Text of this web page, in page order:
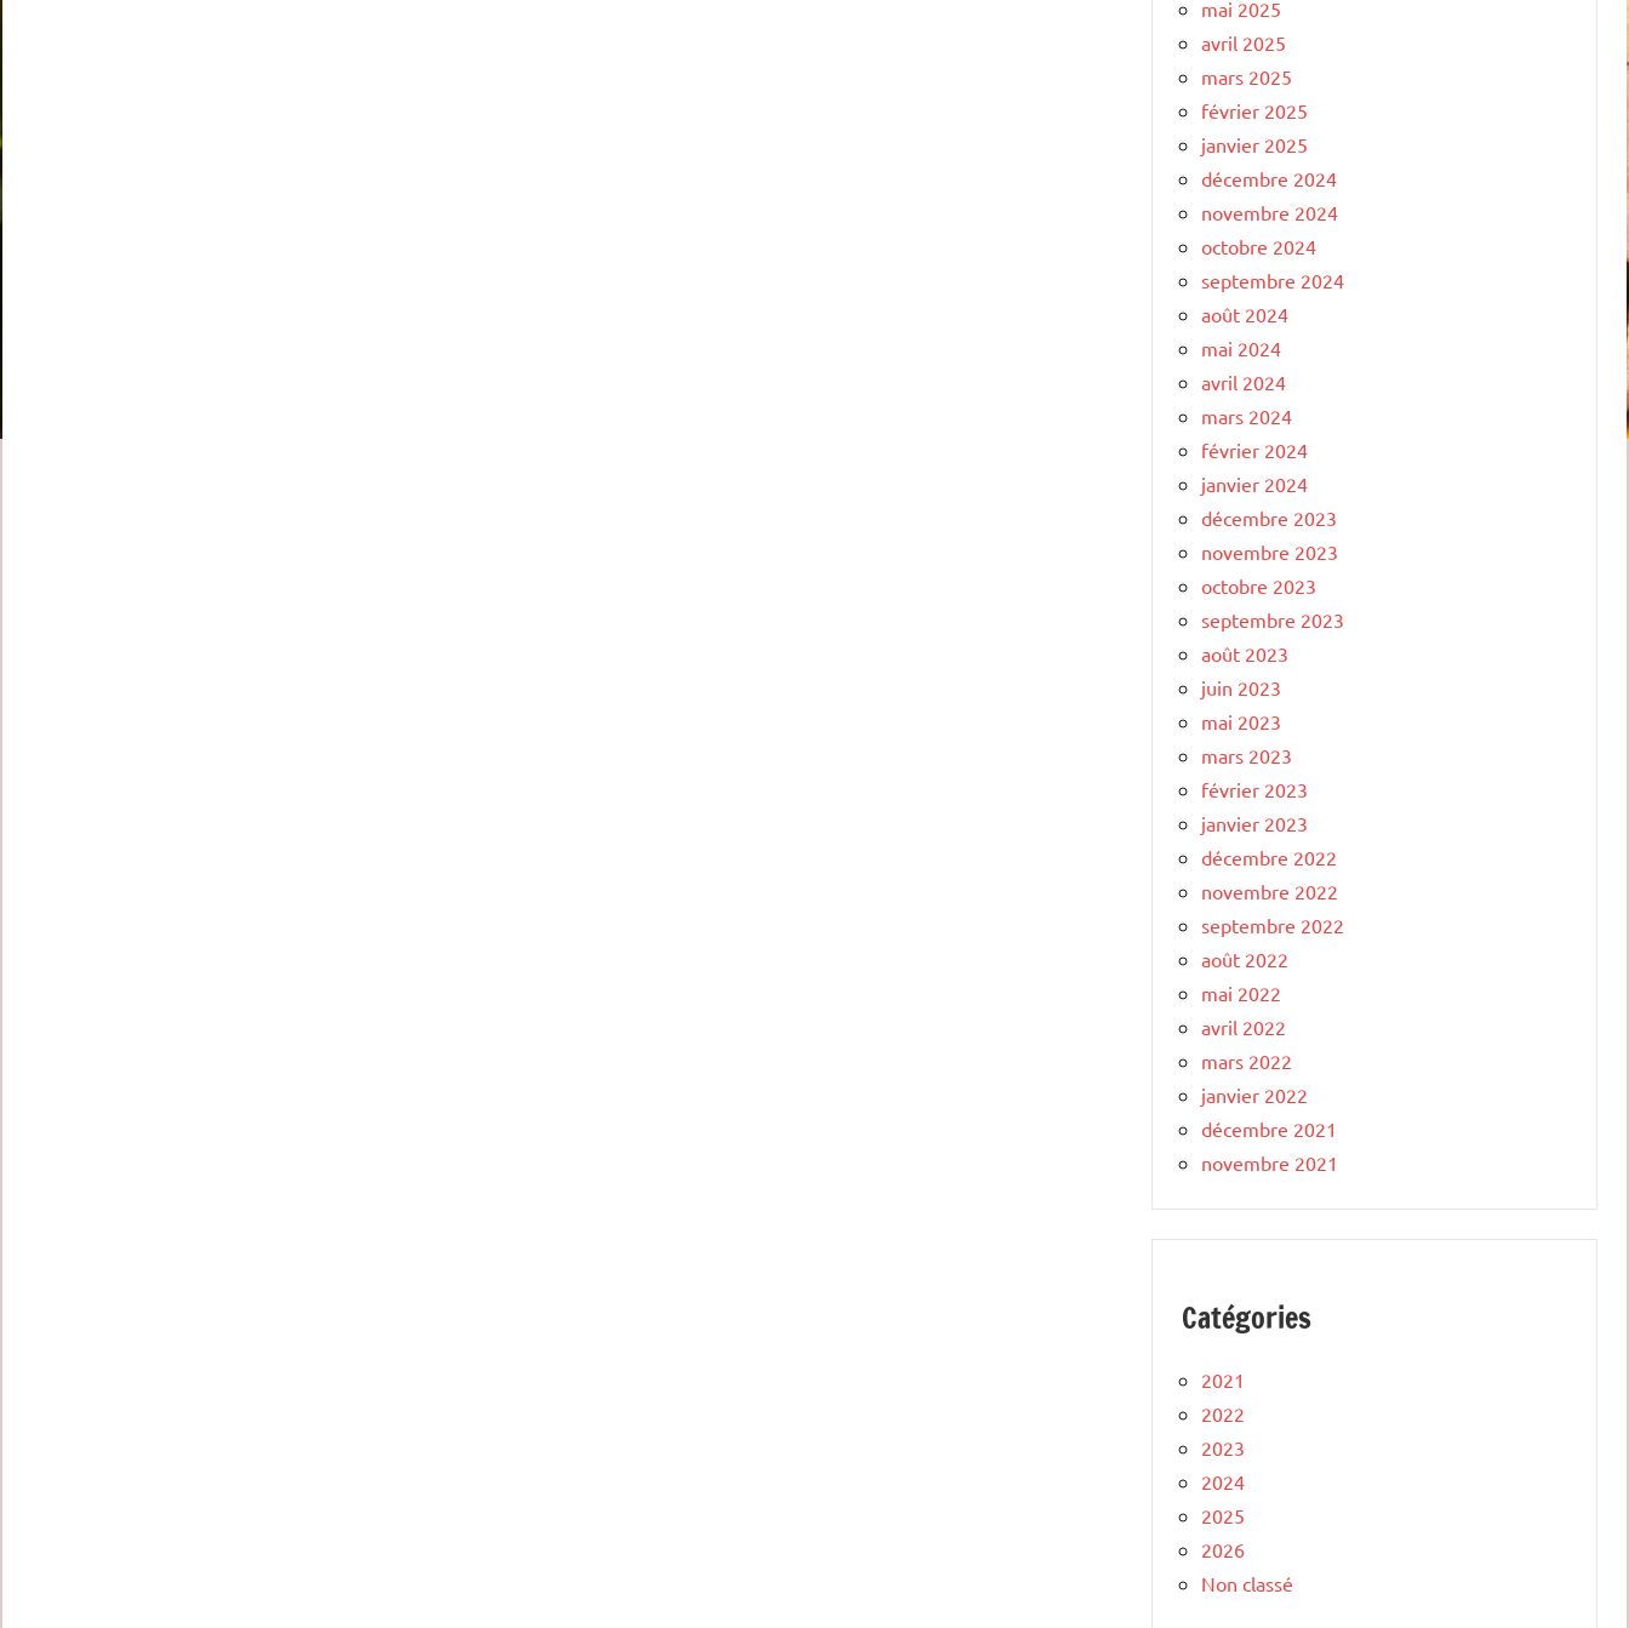
mai 2025
avril 2025
mars 2025
février 2025
janvier 2025
décembre 2024
novembre 2024
octobre 2024
septembre 2024
août 2024
mai 2024
avril 2024
mars 2024
février 2024
janvier 2024
décembre 2023
novembre 2023
octobre 2023
septembre 2023
août 2023
juin 2023
mai 2023
mars 2023
février 2023
janvier 2023
décembre 2022
novembre 2022
septembre 2022
août 2022
mai 2022
avril 2022
mars 2022
janvier 2022
décembre 2021
novembre 2021
Catégories
2021
2022
2023
2024
2025
2026
Non classé